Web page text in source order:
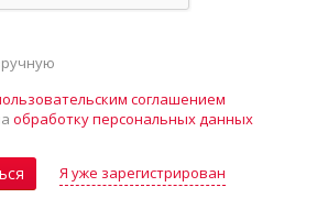
соглашением
обработку персональных данных
Я уже зарегистрирован